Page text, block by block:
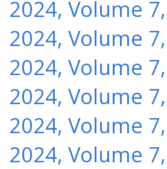
2024, Volume
2024, Volume
2024, Volume
2024, Volume
2024, Volume
2024, Volume